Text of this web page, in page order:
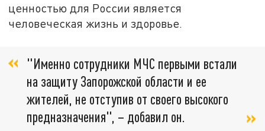
ценностью для России является
человеческая жизнь и здоровье.
"Именно сотрудники МЧС первыми встали
на защиту Запорожской области и ее
жителей, не отступив от своего высокого
предназначения", – добавил он.